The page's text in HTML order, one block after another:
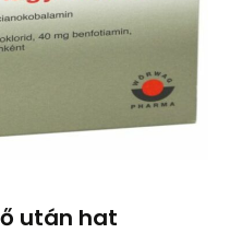
után hat